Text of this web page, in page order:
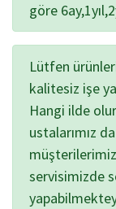
göre
Lütfen
kalitesiz işe
Hangi ilde
ustalarımız
servisimizde